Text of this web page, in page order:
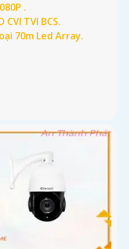
.
CVI TVI BCS.
70m Led Array.